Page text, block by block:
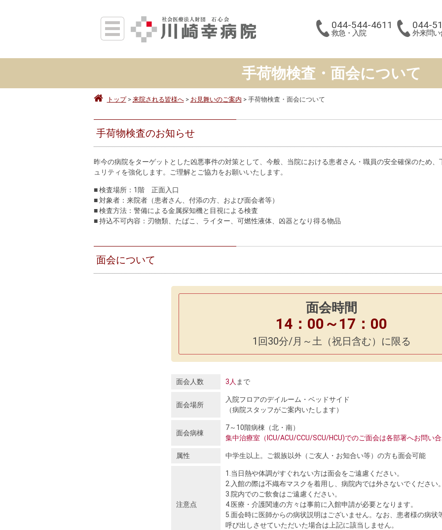
044-544-4611
救急・入院
044-
外来問い
手荷物検査・面会について
トップ 来院される皆様へ お見舞いのご案内 手荷物検査・面会について
手荷物検査のお知らせ
昨今の病院をターゲットとした凶悪事件の対策として、今般、当院における患者さん・職員の安全確保のため
ュリティを強化します。ご理解とご協力をお願いいたします。
■ 検査場所：1階 正面入口
■ 対象者：来院者（患者さん、付添の方、および面会者等）
■ 検査方法：警備による金属探知機と目視による検査
■ 持込不可内容：刃物類、たばこ、ライター、可燃性液体、凶器となり得る物品
面会について
面会時間
14：00～17：00
1回30分/月～土（祝日含む）に限る
面会人数 3人 まで
面会場所
入院フロアのデイルーム・ベッドサイド
（病院スタッフがご案内いたします）
面会病棟
7～10階病棟（北・南）
集中治療室（ICU/ACU/CCU/SCU/HCU)でのご面会は各部署へお問い
属性 中学生以上。ご親族以外（ご友人・お知合い等）の方も面会可能
注意点
1.当日熱や体調がすぐれない方は面会をご遠慮ください。
2.入館の際は不織布マスクを着用し、病院内では外さないでください。
3.院内でのご飲食はご遠慮ください。
4.医療・介護関連の方々は事前に入館申請が必要となります。
5.面会時に医師からの病状説明はございません。なお、患者様の病状
呼び出しさせていただいた場合は上記に該当しません。